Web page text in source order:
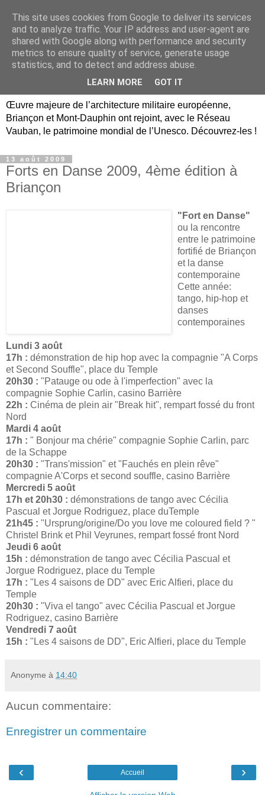
Briançon, Mont-Dauphin,
Vauban Unesco Hautes-
Œuvre majeure de l’architecture militaire européenne,
Briançon et Mont-Dauphin ont rejoint, avec le Réseau
Vauban, le patrimoine mondial de l’Unesco. Découvrez-les !
13 août 2009
Forts en Danse 2009, 4ème édition à
Briançon
"Fort en Danse"
ou la rencontre
entre le patrimoine
fortifié de Briançon
et la danse
contemporaine
Cette année:
tango, hip-hop et
danses
contemporaines
Lundi 3 août
17h : démonstration de hip hop avec la compagnie "A Corps
et Second Souffle", place du Temple
20h30 : "Patauge ou ode à l'imperfection" avec la
compagnie Sophie Carlin, casino Barrière
22h : Cinéma de plein air "Break hit", rempart fossé du front
Nord
Mardi 4 août
17h : " Bonjour ma chérie" compagnie Sophie Carlin, parc
de la Schappe
20h30 : "Trans'mission" et "Fauchés en plein rêve"
compagnie A'Corps et second souffle, casino Barrière
Mercredi 5 août
17h et 20h30 : démonstrations de tango avec Cécilia
Pascual et Jorgue Rodriguez, place duTemple
21h45 : "Ursprung/origine/Do you love me coloured field ? "
Christel Brink et Phil Veyrunes, rempart fossé front Nord
Jeudi 6 août
15h : démonstration de tango avec Cécilia Pascual et
Jorgue Rodriguez, place du Temple
17h : "Les 4 saisons de DD" avec Eric Alfieri, place du
Temple
20h30 : "Viva el tango" avec Cécilia Pascual et Jorgue
Rodriguez, casino Barrière
Vendredi 7 août
15h : "Les 4 saisons de DD", Eric Alfieri, place du Temple
Anonyme à 14:40
Aucun commentaire:
Enregistrer un commentaire
‹ ›
Accueil
This site uses cookies from Google to deliver its services
and to analyze traffic. Your IP address and user-agent are
shared with Google along with performance and security
metrics to ensure quality of service, generate usage
statistics, and to detect and address abuse.
LEARN MORE GOT IT